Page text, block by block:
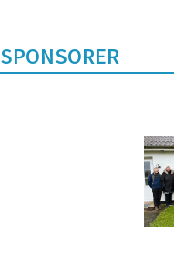
SPONSORER